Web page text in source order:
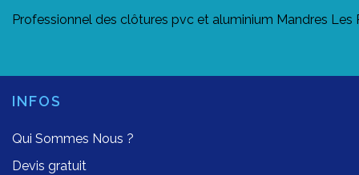
Professionnel des clôtures pvc et aluminium Mandres Les
INFOS
Qui Sommes Nous ?
Devis gratuit